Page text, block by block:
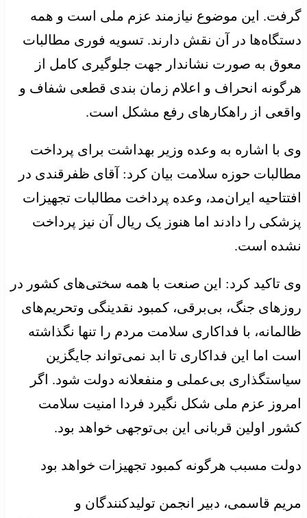
گرفت. این موضوع نیازمند عزم ملی است و همه
دستگاه‌ها در آن نقش دارند. تسویه فوری مطالبات
معوق به صورت نشاندار جهت جلوگیری کامل از
هرگونه انحراف و اعلام زمان بندی قطعی شفاف و
واقعی از راهکارهای رفع مشکل است.
وی با اشاره به وعده وزیر بهداشت برای پرداخت
مطالبات حوزه سلامت بیان کرد: آقای ظفرقندی در
افتتاحیه ایران‌مد، وعده پرداخت مطالبات تجهیزات
پزشکی را دادند اما هنوز یک ریال آن نیز پرداخت
نشده است.
وی تاکید کرد: این صنعت با همه سختی‌های کشور در
روزهای جنگ، بی‌برقی، کمبود نقدینگی وتحریم‌های
ظالمانه، با فداکاری سلامت مردم را تنها نگذاشته
است اما این فداکاری تا ابد نمی‌تواند جایگزین
سیاستگذاری بی‌عملی و منفعلانه دولت شود. اگر
امروز عزم ملی شکل نگیرد فردا امنیت سلامت
کشور اولین قربانی این بی‌توجهی خواهد بود.
دولت مسبب هرگونه کمبود تجهیزات خواهد بود
مریم قاسمی، دبیر انجمن تولیدکنندگان و